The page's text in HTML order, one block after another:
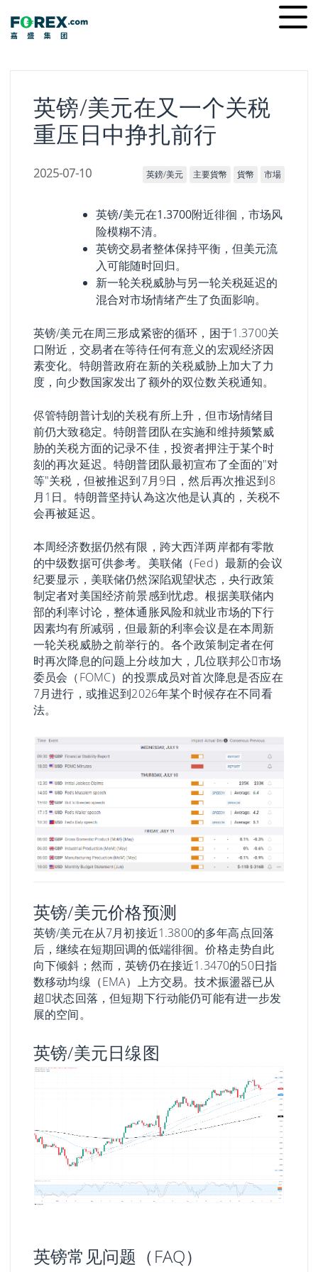
content
英镑/美元在又一个关税
重压日中挣扎前行
2025-07-10 英鎊/美元 主要貨幣 貨幣 市場
英镑/美元在1.3700附近徘徊，市场风
险模糊不清。
英镑交易者整体保持平衡，但美元流
入可能随时回归。
新一轮关税威胁与另一轮关税延迟的
混合对市场情绪产生了负面影响。
英镑/美元在周三形成紧密的循环，困于1.3700关
口附近，交易者在等待任何有意义的宏观经济因
素变化。特朗普政府在新的关税威胁上加大了力
度，向少数国家发出了额外的双位数关税通知。
侭管特朗普计划的关税有所上升，但市场情绪目
前仍大致稳定。特朗普团队在实施和维持频繁威
胁的关税方面的记录不佳，投资者押注于某个时
刻的再次延迟。特朗普团队最初宣布了全面的"对
等"关税，但被推迟到7月9日，然后再次推迟到8
月1日。特朗普坚持认為这次他是认真的，关税不
会再被延迟。
本周经济数据仍然有限，跨大西洋两岸都有零散
的中级数据可供参考。美联储（Fed）最新的会议
纪要显示，美联储仍然深陷观望状态，央行政策
制定者对美国经济前景感到忧虑。根据美联储内
部的利率讨论，整体通胀风险和就业市场的下行
因素均有所减弱，但最新的利率会议是在本周新
一轮关税威胁之前举行的。各个政策制定者在何
时再次降息的问题上分歧加大，几位联邦公𫔭市场
委员会（FOMC）的投票成员对首次降息是否应在
7月进行，或推迟到2026年某个时候存在不同看
法。
英镑/美元价格预测
英镑/美元在从7月初接近1.3800的多年高点回落
后，继续在短期回调的低端徘徊。价格走势自此
向下倾斜；然而，英镑仍在接近1.3470的50日指
数移动均缐（EMA）上方交易。技术振盪器已从
超𧹒状态回落，但短期下行动能仍可能有进一步发
展的空间。
英镑/美元日缐图
英镑常见问题（FAQ）